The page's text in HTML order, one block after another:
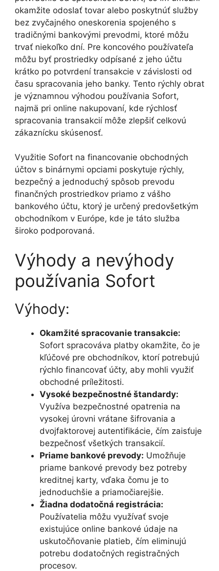
okamžite odoslať tovar alebo poskytnúť služby
bez zvyčajného oneskorenia spojeného s
tradičnými bankovými prevodmi, ktoré môžu
trvať niekoľko dní. Pre koncového používateľa
môžu byť prostriedky odpísané z jeho účtu
krátko po potvrdení transakcie v závislosti od
času spracovania jeho banky. Tento rýchly obrat
je významnou výhodou používania Sofort,
najmä pri online nakupovaní, kde rýchlosť
spracovania transakcií môže zlepšiť celkovú
zákaznícku skúsenosť.
Využitie Sofort na financovanie obchodných
účtov s binárnymi opciami poskytuje rýchly,
bezpečný a jednoduchý spôsob prevodu
finančných prostriedkov priamo z vášho
bankového účtu, ktorý je určený predovšetkým
obchodníkom v Európe, kde je táto služba
široko podporovaná.
Výhody a nevýhody
používania Sofort
Výhody:
Okamžité spracovanie transakcie:
Sofort spracováva platby okamžite, čo je
kľúčové pre obchodníkov, ktorí potrebujú
rýchlo financovať účty, aby mohli využiť
obchodné príležitosti.
Vysoké bezpečnostné štandardy:
Využíva bezpečnostné opatrenia na
vysokej úrovni vrátane šifrovania a
dvojfaktorovej autentifikácie, čím zaisťuje
bezpečnosť všetkých transakcií.
Priame bankové prevody: Umožňuje
priame bankové prevody bez potreby
kreditnej karty, vďaka čomu je to
jednoduchšie a priamočiarejšie.
Žiadna dodatočná registrácia:
Používatelia môžu využívať svoje
existujúce online bankové údaje na
uskutočňovanie platieb, čím eliminujú
potrebu dodatočných registračných
procesov.